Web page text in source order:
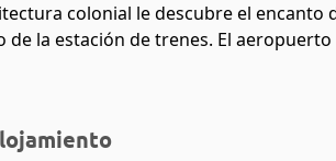
colonial le descubre el encanto
de la estación de trenes. El